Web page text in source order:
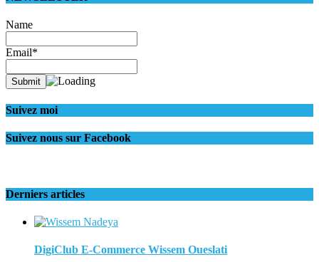
Name
Email*
Suivez moi
Suivez nous sur Facebook
Derniers articles
DigiClub E-Commerce Wissem Oueslati